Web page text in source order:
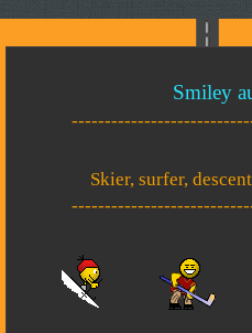
Smiley
Skier, surfer,